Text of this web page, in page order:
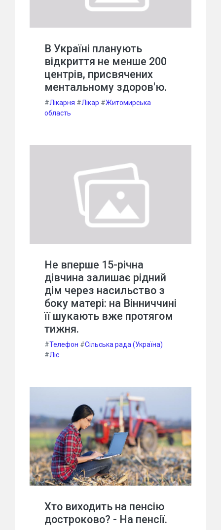
В Україні планують
відкриття не менше 200
центрів, присвячених
ментальному здоров'ю.
#Лікарня #Лікар #Житомирська
область
Не вперше 15-річна
дівчина залишає рідний
дім через насильство з
боку матері: на Вінниччині
її шукають вже протягом
тижня.
#Телефон #Сільська рада (Україна)
#Ліс
Хто виходить на пенсію
достроково? - На пенсії.